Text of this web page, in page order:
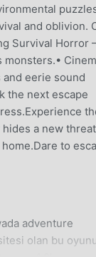
and oblivion.
Survival Horror
monsters.•
eerie sound
the next escape
a new
to
adventure
olan bu